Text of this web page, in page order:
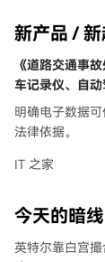
新产品 /
《道路交通事
车记录仪、自
明确电子数据
法律依据。
IT 之家
今天的暗线
英特尔靠白宫